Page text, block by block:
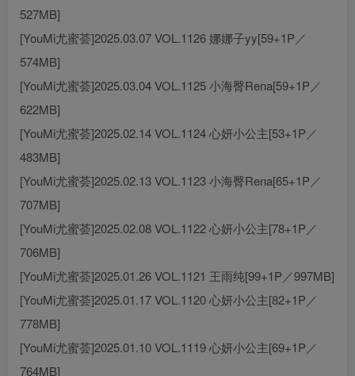
527MB]
[YouMi尤蜜荟]2025.03.07 VOL.1126 娜娜子yy[59+1P／
574MB]
[YouMi尤蜜荟]2025.03.04 VOL.1125 小海臀Rena[59+1P／
622MB]
[YouMi尤蜜荟]2025.02.14 VOL.1124 心妍小公主[53+1P／
483MB]
[YouMi尤蜜荟]2025.02.13 VOL.1123 小海臀Rena[65+1P／
707MB]
[YouMi尤蜜荟]2025.02.08 VOL.1122 心妍小公主[78+1P／
706MB]
[YouMi尤蜜荟]2025.01.26 VOL.1121 王雨纯[99+1P／997MB]
[YouMi尤蜜荟]2025.01.17 VOL.1120 心妍小公主[82+1P／
778MB]
[YouMi尤蜜荟]2025.01.10 VOL.1119 心妍小公主[69+1P／
764MB]